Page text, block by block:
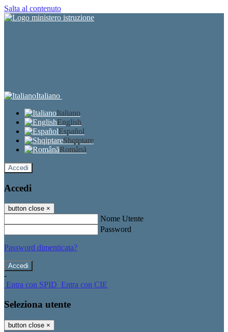
Salta al contenuto
Italiano
Italiano
English
Español
Shqiptare
Română
Accedi
Accedi
button close ×
Nome Utente
Password
Password dimenticata?
-
Entra con SPID Entra con CIE
Seleziona utente
button close ×